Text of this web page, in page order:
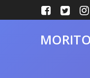
ン